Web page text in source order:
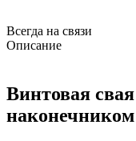
Всегда на связи
Описание
Винтовая